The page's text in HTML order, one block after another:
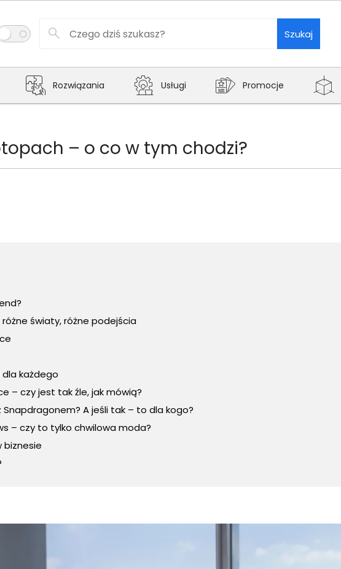
Szukaj
Rozwiązania Usługi Promocje
– o co w tym chodzi?
światy, różne podejścia
każdego
– czy jest tak źle, jak mówią?
A jeśli tak – to dla kogo?
– czy to tylko chwilowa moda?
biznesie